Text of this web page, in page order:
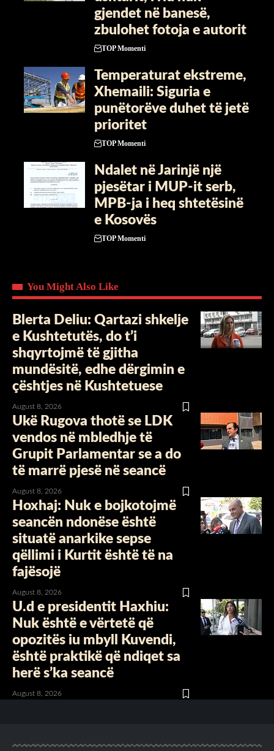
gjendet në banesë,
zbulohet fotoja e autorit
TOP Momenti
Temperaturat ekstreme,
Xhemaili: Siguria e
punëtorëve duhet të jetë
prioritet
TOP Momenti
Ndalet në Jarinjë një
pjesëtar i MUP-it serb,
MPB-ja i heq shtetësinë
e Kosovës
TOP Momenti
You Might Also Like
Blerta Deliu: Qartazi shkelje
e Kushtetutës, do t’i
shqyrtojmë të gjitha
mundësitë, edhe dërgimin e
çështjes në Kushtetuese
August 8, 2026
Ukë Rugova thotë se LDK
vendos në mbledhje të
Grupit Parlamentar se a do
të marrë pjesë në seancë
August 8, 2026
Hoxhaj: Nuk e bojkotojmë
seancën ndonëse është
situatë anarkike sepse
qëllimi i Kurtit është të na
fajësojë
August 8, 2026
U.d e presidentit Haxhiu:
Nuk është e vërtetë që
opozitës iu mbyll Kuvendi,
është praktikë që ndiqet sa
herë s’ka seancë
August 8, 2026